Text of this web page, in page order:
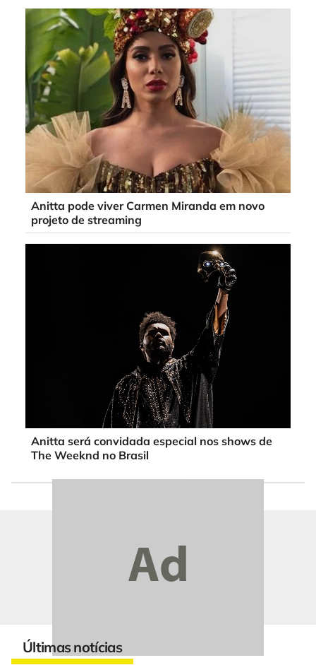
Anitta pode viver Carmen Miranda em novo
projeto de streaming
Anitta será convidada especial nos shows de
The Weeknd no Brasil
Últimas notícias